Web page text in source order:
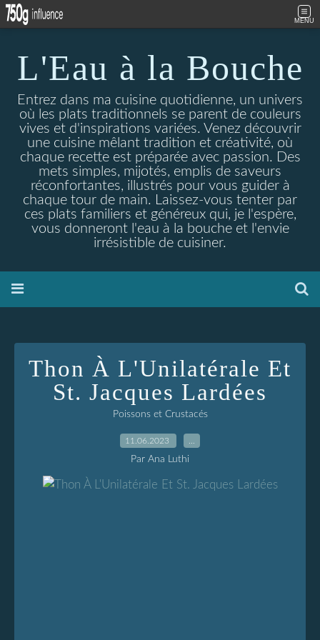
MENU
L'Eau à la Bouche
Entrez dans ma cuisine quotidienne, un univers
où les plats traditionnels se parent de couleurs
vives et d'inspirations variées. Venez découvrir
une cuisine mêlant tradition et créativité, où
chaque recette est préparée avec passion. Des
mets simples, mijotés, emplis de saveurs
réconfortantes, illustrés pour vous guider à
chaque tour de main. Laissez-vous tenter par
ces plats familiers et généreux qui, je l'espère,
vous donneront l'eau à la bouche et l'envie
irrésistible de cuisiner.
Thon À L'Unilatérale Et
St. Jacques Lardées
Poissons et Crustacés
11.06.2023
Par Ana Luthi